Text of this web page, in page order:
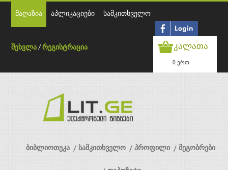
მაღაზია აპლიკაციები სამკითხველო
შესვლა /რეგისტრაცია კალათა
0 ერთ.
ბიბლიოთეკა სამკითხველო პროფილი მეგობრები